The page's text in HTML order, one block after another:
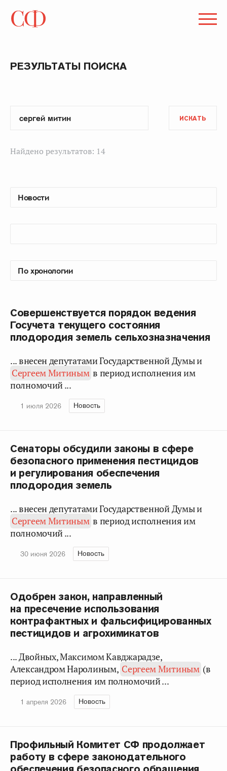
РЕЗУЛЬТАТЫ ПОИСКА
ИСКАТЬ
Найдено результатов: 14
Совершенствуется порядок ведения
Госучета текущего состояния
плодородия земель сельхозназначения
... внесен депутатами Государственной Думы и
Сергеем Митиным в период исполнения им
полномочий ...
1 июля 2026 Новость
Сенаторы обсудили законы в сфере
безопасного применения пестицидов
и регулирования обеспечения
плодородия земель
... внесен депутатами Государственной Думы и
Сергеем Митиным в период исполнения им
полномочий ...
30 июня 2026 Новость
Одобрен закон, направленный
на пресечение использования
контрафактных и фальсифицированных
пестицидов и агрохимикатов
... Двойных, Максимом Кавджарадзе,
Александром Наролиным, Сергеем Митиным (в
период исполнения им полномочий ...
1 апреля 2026 Новость
Профильный Комитет СФ продолжает
работу в сфере законодательного